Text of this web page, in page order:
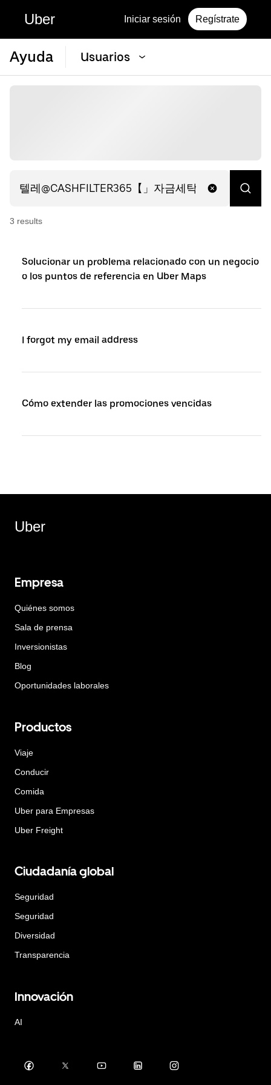
Uber Iniciar sesión Regístrate
Ayuda Usuarios
3 results
Solucionar un problema relacionado con un negocio
o los puntos de referencia en Uber Maps
I forgot my email address
Cómo extender las promociones vencidas
Uber
Empresa
Quiénes somos
Sala de prensa
Inversionistas
Blog
Oportunidades laborales
Productos
Viaje
Conducir
Comida
Uber para Empresas
Uber Freight
Ciudadanía global
Seguridad
Seguridad
Diversidad
Transparencia
Innovación
AI